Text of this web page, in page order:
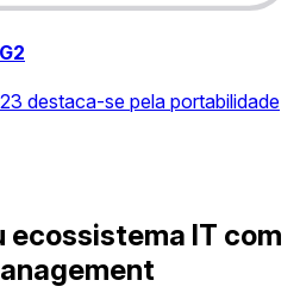
destaca-se pela portabilidade
ecossistema IT com